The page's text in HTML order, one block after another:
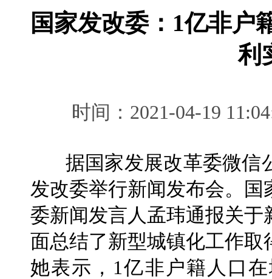
国家发改委：1亿非户
利
时间：2021-04-19
据国家发展改革委微信
发改委举行新闻发布会。
委新闻发言人孟玮通报关
面总结了新型城镇化工作
她表示，1亿非户籍人口